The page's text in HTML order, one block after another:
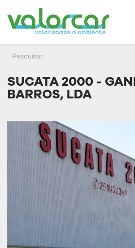
SUCATA 2000 -
BARROS, LDA